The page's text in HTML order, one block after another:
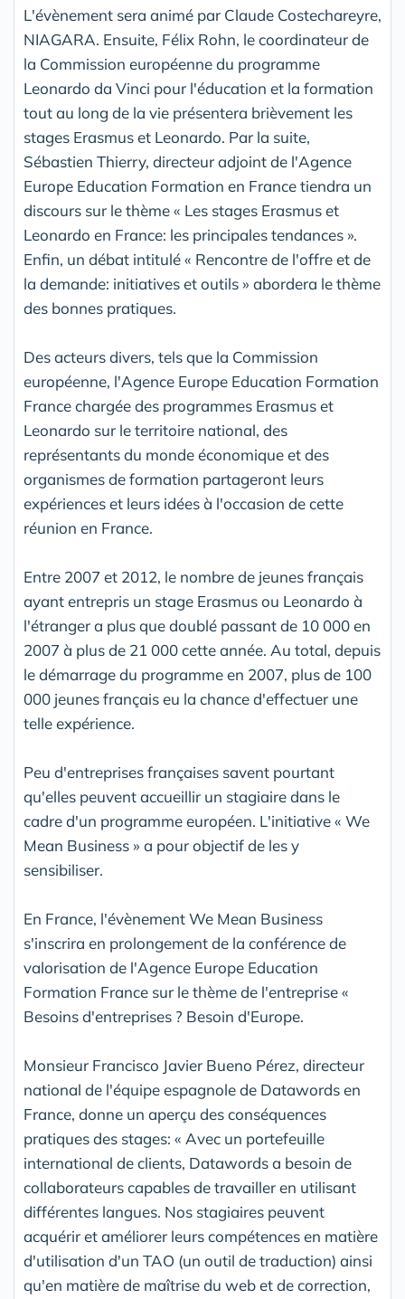
L'évènement sera animé par Claude Costechareyre,
NIAGARA. Ensuite, Félix Rohn, le coordinateur de
la Commission européenne du programme
Leonardo da Vinci pour l'éducation et la formation
tout au long de la vie présentera brièvement les
stages Erasmus et Leonardo. Par la suite,
Sébastien Thierry, directeur adjoint de l'Agence
Europe Education Formation en France tiendra un
discours sur le thème « Les stages Erasmus et
Leonardo en France: les principales tendances ».
Enfin, un débat intitulé « Rencontre de l'offre et de
la demande: initiatives et outils » abordera le thème
des bonnes pratiques.
Des acteurs divers, tels que la Commission
européenne, l'Agence Europe Education Formation
France chargée des programmes Erasmus et
Leonardo sur le territoire national, des
représentants du monde économique et des
organismes de formation partageront leurs
expériences et leurs idées à l'occasion de cette
réunion en France.
Entre 2007 et 2012, le nombre de jeunes français
ayant entrepris un stage Erasmus ou Leonardo à
l'étranger a plus que doublé passant de 10 000 en
2007 à plus de 21 000 cette année. Au total, depuis
le démarrage du programme en 2007, plus de 100
000 jeunes français eu la chance d'effectuer une
telle expérience.
Peu d'entreprises françaises savent pourtant
qu'elles peuvent accueillir un stagiaire dans le
cadre d'un programme européen. L'initiative « We
Mean Business » a pour objectif de les y
sensibiliser.
En France, l'évènement We Mean Business
s'inscrira en prolongement de la conférence de
valorisation de l'Agence Europe Education
Formation France sur le thème de l'entreprise «
Besoins d'entreprises ? Besoin d'Europe.
Monsieur Francisco Javier Bueno Pérez, directeur
national de l'équipe espagnole de Datawords en
France, donne un aperçu des conséquences
pratiques des stages: « Avec un portefeuille
international de clients, Datawords a besoin de
collaborateurs capables de travailler en utilisant
différentes langues. Nos stagiaires peuvent
acquérir et améliorer leurs compétences en matière
d'utilisation d'un TAO (un outil de traduction) ainsi
qu'en matière de maîtrise du web et de correction,